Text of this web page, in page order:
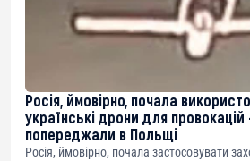
Росія, ймовірно, почала
українські дрони для
попереджали в Польщі
Росія, ймовірно, почала застосовувати